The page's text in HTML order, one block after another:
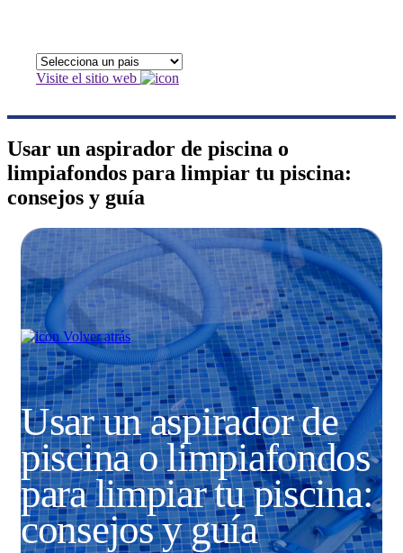
Visite el sitio web
Usar un aspirador de piscina o
limpiafondos para limpiar tu piscina:
consejos y guía
Volver atrás
Usar un aspirador de
piscina o limpiafondos
para limpiar tu piscina:
consejos y guía